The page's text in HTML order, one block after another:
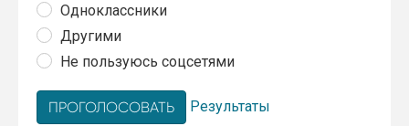
Одноклассники
Другими
Не пользуюсь соцсетями
Результаты